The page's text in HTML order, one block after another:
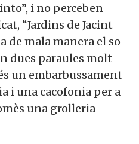
i no perceben
“Jardins de Jacint
de mala manera el so
dues paraules molt
un embarbussament
i una cacofonia per a
una grolleria